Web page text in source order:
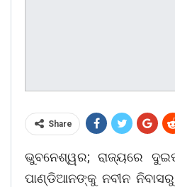
Share
ଭୁବନେଶ୍ୱର; ରାଜ୍ୟରେ
ପାଣ୍ଡିଆନଙ୍କୁ ନବୀନ ନିବାସରୁ